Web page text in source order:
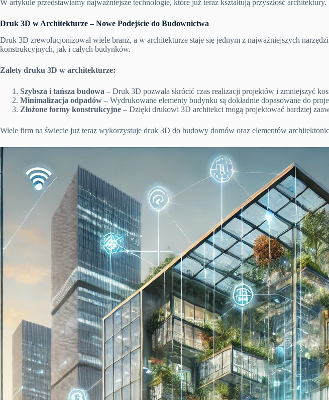
W artykule przedstawiamy najważniejsze technologie, które już teraz kształtują przyszłość architektury.
Druk 3D w Architekturze – Nowe Podejście do Budownictwa
Druk 3D zrewolucjonizował wiele branż, a w architekturze staje się jednym z najważniejszych
konstrukcyjnych, jak i całych budynków.
Zalety druku 3D w architekturze:
Szybsza i tańsza budowa – Druk 3D pozwala skrócić czas realizacji projektów i zmniejszyć
Minimalizacja odpadów – Wydrukowane elementy budynku są dokładnie dopasowane do
Złożone formy konstrukcyjne – Dzięki drukowi 3D architekci mogą projektować bardziej
Wiele firm na świecie już teraz wykorzystuje druk 3D do budowy domów oraz elementów